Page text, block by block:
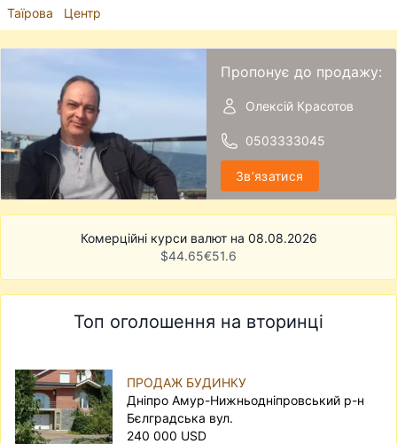
Таїрова
Центр
Пропонує до продажу:
Олексій Красотов
0503333045
Звʼязатися
Комерційні курси валют на 08.08.2026
$44.65€51.6
Топ оголошення на вторинці
ПРОДАЖ БУДИНКУ
Дніпро Амур-Нижньодніпровський р-н
Бєлградська вул.
240 000 USD